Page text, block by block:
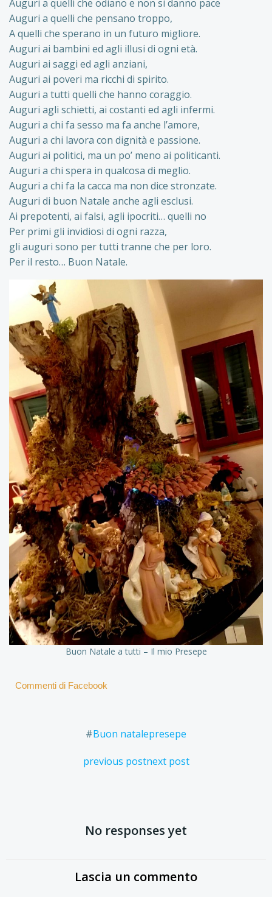
Auguri a quelli che odiano e non si danno pace
Auguri a quelli che pensano troppo,
A quelli che sperano in un futuro migliore.
Auguri ai bambini ed agli illusi di ogni età.
Auguri ai saggi ed agli anziani,
Auguri ai poveri ma ricchi di spirito.
Auguri a tutti quelli che hanno coraggio.
Auguri agli schietti, ai costanti ed agli infermi.
Auguri a chi fa sesso ma fa anche l’amore,
Auguri a chi lavora con dignità e passione.
Auguri ai politici, ma un po’ meno ai politicanti.
Auguri a chi spera in qualcosa di meglio.
Auguri a chi fa la cacca ma non dice stronzate.
Auguri di buon Natale anche agli esclusi.
Ai prepotenti, ai falsi, agli ipocriti… quelli no
Per primi gli invidiosi di ogni razza,
gli auguri sono per tutti tranne che per loro.
Per il resto… Buon Natale.
Buon Natale a tutti – Il mio Presepe
Commenti di Facebook
#Buon natalepresepe
Post
previous postPost
next post
No responses yet
Lascia un commento